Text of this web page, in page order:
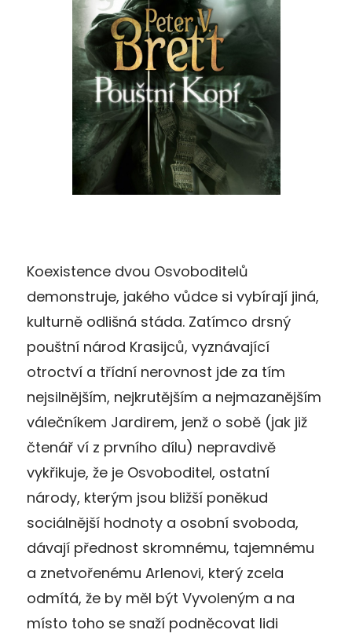
Koexistence dvou Osvoboditelů
demonstruje, jakého vůdce si vybírají jiná,
kulturně odlišná stáda. Zatímco drsný
pouštní národ Krasijců, vyznávající
otroctví a třídní nerovnost jde za tím
nejsilnějším, nejkrutějším a nejmazanějším
válečníkem Jardirem, jenž o sobě (jak již
čtenář ví z prvního dílu) nepravdivě
vykřikuje, že je Osvoboditel, ostatní
národy, kterým jsou bližší poněkud
sociálnější hodnoty a osobní svoboda,
dávají přednost skromnému, tajemnému
a znetvořenému Arlenovi, který zcela
odmítá, že by měl být Vyvoleným a na
místo toho se snaží podněcovat lidi